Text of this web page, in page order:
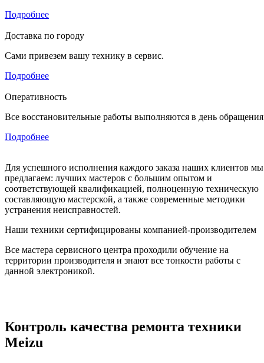
Подробнее
Доставка по городу
Сами привезем вашу технику в сервис.
Подробнее
Оперативность
Все восстановительные работы выполняются в день
Подробнее
Для успешного исполнения каждого заказа наших клиентов мы
предлагаем: лучших мастеров с большим опытом и
соответствующей квалификацией, полноценную техническую
составляющую мастерской, а также современные методики
устранения неисправностей.
Наши техники сертифицированы компанией-производителем
Все мастера сервисного центра проходили обучение на
территории производителя и знают все тонкости работы с
данной электроникой.
Контроль качества ремонта техники
Meizu